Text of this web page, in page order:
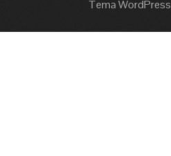
Tema WordPress